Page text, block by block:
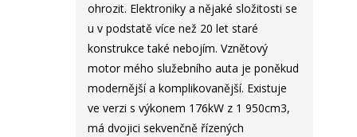
ohrozit. Elektroniky a nějaké složitosti se
u v podstatě více než 20 let staré
konstrukce také nebojím. Vznětový
motor mého služebního auta je poněkud
modernější a komplikovanější. Existuje
ve verzi s výkonem 176kW z 1 950cm3,
má dvojici sekvenčně řízených